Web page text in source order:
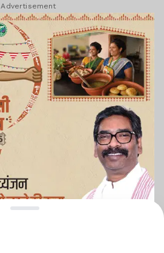
Advertisement